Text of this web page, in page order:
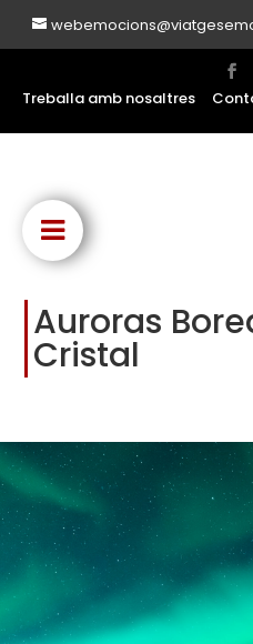
Treballa amb nosaltres
Auroras
Cristal